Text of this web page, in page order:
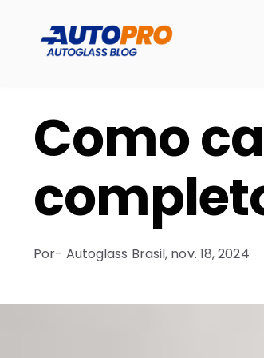
Como
Por- Autoglass Brasil, nov. 18, 2024